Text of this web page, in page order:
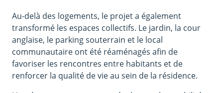
Au-delà des logements, le projet a également
transformé les espaces collectifs. Le jardin, la cour
anglaise, le parking souterrain et le local
communautaire ont été réaménagés afin de
favoriser les rencontres entre habitants et de
renforcer la qualité de vie au sein de la résidence.